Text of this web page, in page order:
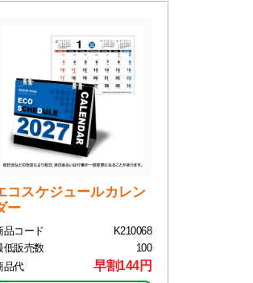
コスケジュールカレン
ー
品コード
K210068
低販売数
100
品代
早割144円